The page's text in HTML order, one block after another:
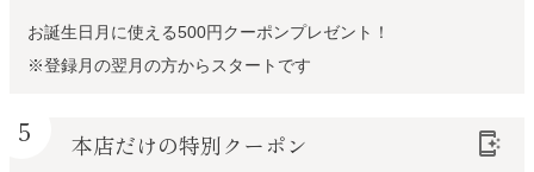
お誕生日月に使える500円クーポンプレゼント！
※登録月の翌月の方からスタートです
5 本店だけの特別クーポン app_shortcut